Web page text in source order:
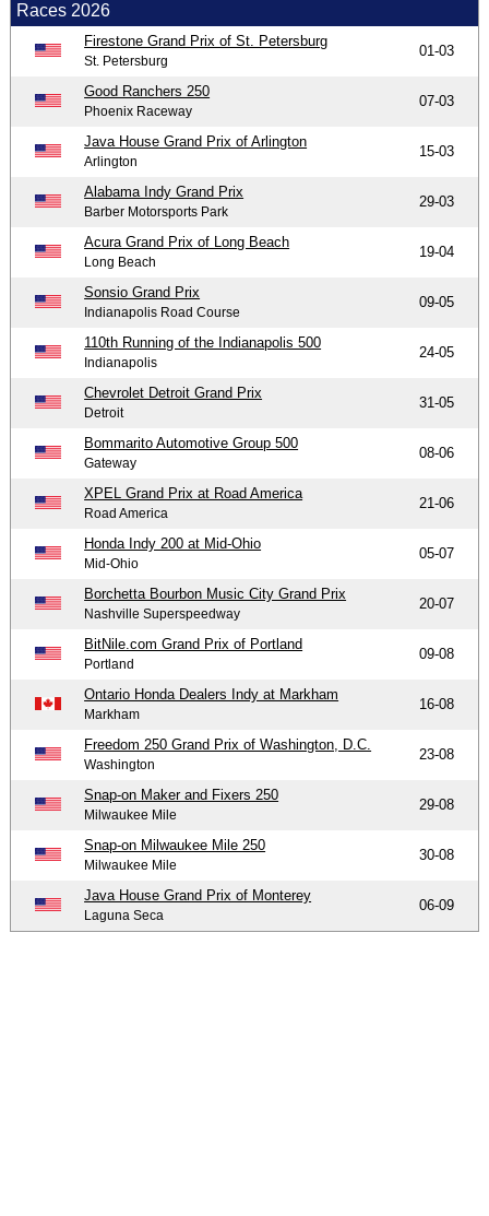
Races 2026
Firestone Grand Prix of St. Petersburg
St. Petersburg
01-03
Good Ranchers 250
Phoenix Raceway
07-03
Java House Grand Prix of Arlington
Arlington
15-03
Alabama Indy Grand Prix
Barber Motorsports Park
29-03
Acura Grand Prix of Long Beach
Long Beach
19-04
Sonsio Grand Prix
Indianapolis Road Course
09-05
110th Running of the Indianapolis 500
Indianapolis
24-05
Chevrolet Detroit Grand Prix
Detroit
31-05
Bommarito Automotive Group 500
Gateway
08-06
XPEL Grand Prix at Road America
Road America
21-06
Honda Indy 200 at Mid-Ohio
Mid-Ohio
05-07
Borchetta Bourbon Music City Grand Prix
Nashville Superspeedway
20-07
BitNile.com Grand Prix of Portland
Portland
09-08
Ontario Honda Dealers Indy at Markham
Markham
16-08
Freedom 250 Grand Prix of Washington, D.C.
Washington
23-08
Snap-on Maker and Fixers 250
Milwaukee Mile
29-08
Snap-on Milwaukee Mile 250
Milwaukee Mile
30-08
Java House Grand Prix of Monterey
Laguna Seca
06-09